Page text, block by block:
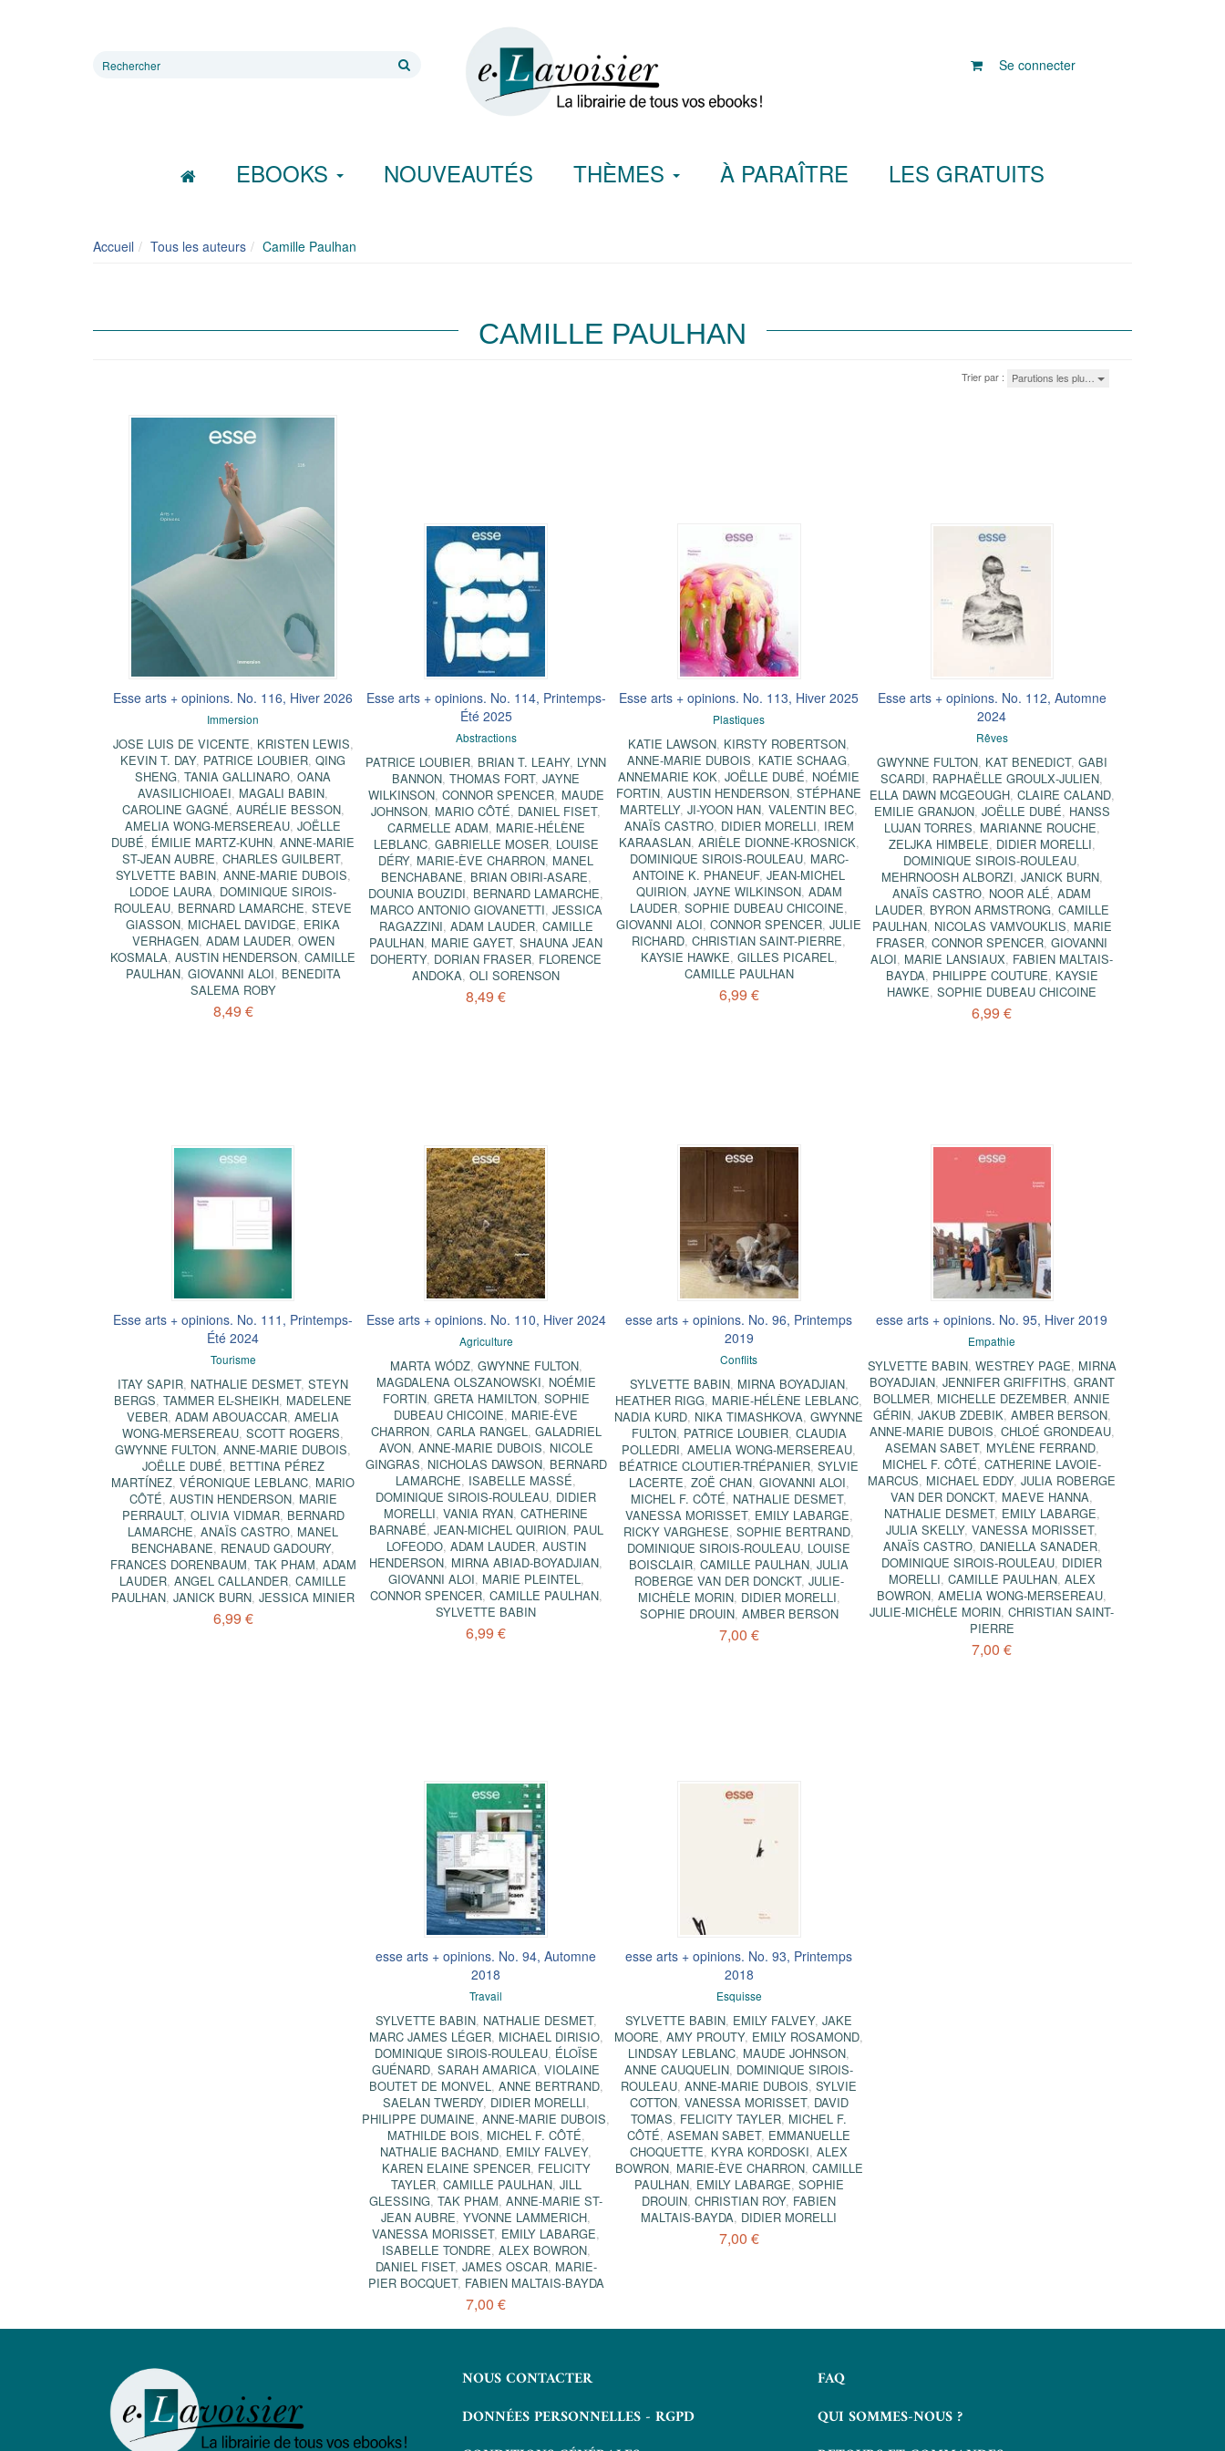
Rechercher
Se connecter
EBOOKS NOUVEAUTÉS THÈMES À PARAÎTRE LES GRATUITS
Accueil Tous les auteurs Camille Paulhan
CAMILLE PAULHAN
Trier par : Parutions les plu…
Esse arts + opinions. No. 116, Hiver 2026
Immersion
JOSE LUIS DE VICENTE, KRISTEN LEWIS,
KEVIN T. DAY, PATRICE LOUBIER,QING
SHENG,TANIA GALLINARO,OANA
AVASILICHIOAEI, MAGALI BABIN,
CAROLINE GAGNÉ, AURÉLIE BESSON,
AMELIA WONG-MERSEREAU,JOËLLE
DUBÉ, ÉMILIE MARTZ-KUHN,ANNE-MARIE
ST-JEAN AUBRE,CHARLES GUILBERT,
SYLVETTE BABIN, ANNE-MARIE DUBOIS,
LODOE LAURA, DOMINIQUE SIROIS-
ROULEAU, BERNARD LAMARCHE,STEVE
GIASSON, MICHAEL DAVIDGE, ERIKA
VERHAGEN, ADAM LAUDER, OWEN
KOSMALA,AUSTIN HENDERSON,CAMILLE
PAULHAN, GIOVANNI ALOI, BENEDITA
SALEMA ROBY
8,49 €
Esse arts + opinions. No. 114, Printemps-
Été 2025
Abstractions
PATRICE LOUBIER, BRIAN T. LEAHY, LYNN
BANNON,THOMAS FORT,JAYNE
WILKINSON, CONNOR SPENCER, MAUDE
JOHNSON, MARIO CÔTÉ, DANIEL FISET,
CARMELLE ADAM, MARIE-HÉLÈNE
LEBLANC, GABRIELLE MOSER, LOUISE
DÉRY, MARIE-ÈVE CHARRON, MANEL
BENCHABANE, BRIAN OBIRI-ASARE,
DOUNIA BOUZIDI, BERNARD LAMARCHE,
MARCO ANTONIO GIOVANETTI, JESSICA
RAGAZZINI, ADAM LAUDER, CAMILLE
PAULHAN, MARIE GAYET,SHAUNA JEAN
DOHERTY, DORIAN FRASER, FLORENCE
ANDOKA,OLI SORENSON
8,49 €
Esse arts + opinions. No. 113, Hiver 2025
Plastiques
KATIE LAWSON, KIRSTY ROBERTSON,
ANNE-MARIE DUBOIS, KATIE SCHAAG,
ANNEMARIE KOK,JOËLLE DUBÉ, NOÉMIE
FORTIN,AUSTIN HENDERSON,STÉPHANE
MARTELLY,JI-YOON HAN,VALENTIN BEC,
ANAÏS CASTRO, DIDIER MORELLI, IREM
KARAASLAN, ARIÈLE DIONNE-KROSNICK,
DOMINIQUE SIROIS-ROULEAU, MARC-
ANTOINE K. PHANEUF,JEAN-MICHEL
QUIRION, JAYNE WILKINSON, ADAM
LAUDER,SOPHIE DUBEAU CHICOINE,
GIOVANNI ALOI,CONNOR SPENCER,JULIE
RICHARD,CHRISTIAN SAINT-PIERRE,
KAYSIE HAWKE, GILLES PICAREL ,
CAMILLE PAULHAN
6,99 €
Esse arts + opinions. No. 112, Automne
2024
Rêves
GWYNNE FULTON, KAT BENEDICT, GABI
SCARDI, RAPHAËLLE GROULX‑JULIEN,
ELLA DAWN MCGEOUGH, CLAIRE CALAND,
EMILIE GRANJON, JOËLLE DUBÉ, HANSS
LUJAN TORRES, MARIANNE ROUCHE,
ZELJKA HIMBELE, DIDIER MORELLI,
DOMINIQUE SIROIS-ROULEAU,
MEHRNOOSH ALBORZI, JANICK BURN,
ANAÏS CASTRO, NOOR ALÉ,ADAM
LAUDER, BYRON ARMSTRONG, CAMILLE
PAULHAN, NICOLAS VAMVOUKLIS, MARIE
FRASER,CONNOR SPENCER,GIOVANNI
ALOI, MARIE LANSIAUX, FABIEN MALTAIS-
BAYDA, PHILIPPE COUTURE, KAYSIE
HAWKE,SOPHIE DUBEAU CHICOINE
6,99 €
Esse arts + opinions. No. 111, Printemps-
Été 2024
Tourisme
ITAY SAPIR, NATHALIE DESMET,STEYN
BERGS,TAMMER EL-SHEIKH, MADELENE
VEBER,ADAM ABOUACCAR,AMELIA
WONG-MERSEREAU,SCOTT ROGERS,
GWYNNE FULTON,ANNE-MARIE DUBOIS,
JOËLLE DUBÉ, BETTINA PÉREZ
MARTÍNEZ,VÉRONIQUE LEBLANC, MARIO
CÔTÉ, AUSTIN HENDERSON, MARIE
PERRAULT, OLIVIA VIDMAR, BERNARD
LAMARCHE,ANAÏS CASTRO, MANEL
BENCHABANE, RENAUD GADOURY,
FRANCES DORENBAUM, TAK PHAM, ADAM
LAUDER,ANGEL CALLANDER,CAMILLE
PAULHAN,JANICK BURN,JESSICA MINIER
6,99 €
Esse arts + opinions. No. 110, Hiver 2024
Agriculture
MARTA WÓDZ, GWYNNE FULTON,
MAGDALENA OLSZANOWSKI, NOÉMIE
FORTIN, GRETA HAMILTON, SOPHIE
DUBEAU CHICOINE, MARIE-ÈVE
CHARRON, CARLA RANGEL , GALADRIEL
AVON, ANNE-MARIE DUBOIS, NICOLE
GINGRAS, NICHOLAS DAWSON, BERNARD
LAMARCHE, ISABELLE MASSÉ,
DOMINIQUE SIROIS-ROULEAU, DIDIER
MORELLI,VANIA RYAN,CATHERINE
BARNABÉ, JEAN-MICHEL QUIRION, PAUL
LOFEODO, ADAM LAUDER, AUSTIN
HENDERSON, MIRNA ABIAD-BOYADJIAN,
GIOVANNI ALOI, MARIE PLEINTEL ,
CONNOR SPENCER, CAMILLE PAULHAN,
SYLVETTE BABIN
6,99 €
esse arts + opinions. No. 96, Printemps
2019
Conflits
SYLVETTE BABIN, MIRNA BOYADJIAN,
HEATHER RIGG, MARIE-HÉLÈNE LEBLANC,
NADIA KURD, NIKA TIMASHKOVA,GWYNNE
FULTON, PATRICE LOUBIER, CLAUDIA
POLLEDRI,AMELIA WONG-MERSEREAU,
BÉATRICE CLOUTIER-TRÉPANIER,SYLVIE
LACERTE, ZOË CHAN, GIOVANNI ALOI,
MICHEL F. CÔTÉ, NATHALIE DESMET,
VANESSA MORISSET, EMILY LABARGE,
RICKY VARGHESE,SOPHIE BERTRAND,
DOMINIQUE SIROIS-ROULEAU, LOUISE
BOISCLAIR,CAMILLE PAULHAN,JULIA
ROBERGE VAN DER DONCKT, JULIE-
MICHÈLE MORIN, DIDIER MORELLI,
SOPHIE DROUIN, AMBER BERSON
7,00 €
esse arts + opinions. No. 95, Hiver 2019
Empathie
SYLVETTE BABIN, WESTREY PAGE, MIRNA
BOYADJIAN, JENNIFER GRIFFITHS, GRANT
BOLLMER, MICHELLE DEZEMBER,ANNIE
GÉRIN, JAKUB ZDEBIK, AMBER BERSON,
ANNE-MARIE DUBOIS, CHLOÉ GRONDEAU,
ASEMAN SABET, MYLÈNE FERRAND,
MICHEL F. CÔTÉ,CATHERINE LAVOIE-
MARCUS, MICHAEL EDDY,JULIA ROBERGE
VAN DER DONCKT, MAEVE HANNA,
NATHALIE DESMET, EMILY LABARGE,
JULIA SKELLY,VANESSA MORISSET,
ANAÏS CASTRO, DANIELLA SANADER,
DOMINIQUE SIROIS-ROULEAU, DIDIER
MORELLI, CAMILLE PAULHAN, ALEX
BOWRON,AMELIA WONG-MERSEREAU,
JULIE-MICHÈLE MORIN,CHRISTIAN SAINT-
PIERRE
7,00 €
esse arts + opinions. No. 94, Automne
2018
Travail
SYLVETTE BABIN, NATHALIE DESMET,
MARC JAMES LÉGER, MICHAEL DIRISIO,
DOMINIQUE SIROIS-ROULEAU, ÉLOÏSE
GUÉNARD,SARAH AMARICA,VIOLAINE
BOUTET DE MONVEL , ANNE BERTRAND,
SAELAN TWERDY, DIDIER MORELLI,
PHILIPPE DUMAINE,ANNE-MARIE DUBOIS,
MATHILDE BOIS, MICHEL F. CÔTÉ,
NATHALIE BACHAND, EMILY FALVEY,
KAREN ELAINE SPENCER, FELICITY
TAYLER, CAMILLE PAULHAN, JILL
GLESSING,TAK PHAM,ANNE-MARIE ST-
JEAN AUBRE,YVONNE LAMMERICH,
VANESSA MORISSET, EMILY LABARGE,
ISABELLE TONDRE, ALEX BOWRON,
DANIEL FISET, JAMES OSCAR, MARIE-
PIER BOCQUET, FABIEN MALTAIS-BAYDA
7,00 €
esse arts + opinions. No. 93, Printemps
2018
Esquisse
SYLVETTE BABIN, EMILY FALVEY,JAKE
MOORE,AMY PROUTY, EMILY ROSAMOND,
LINDSAY LEBLANC, MAUDE JOHNSON,
ANNE CAUQUELIN, DOMINIQUE SIROIS-
ROULEAU,ANNE-MARIE DUBOIS,SYLVIE
COTTON, VANESSA MORISSET, DAVID
TOMAS, FELICITY TAYLER, MICHEL F.
CÔTÉ,ASEMAN SABET, EMMANUELLE
CHOQUETTE, KYRA KORDOSKI,ALEX
BOWRON, MARIE-ÈVE CHARRON, CAMILLE
PAULHAN, EMILY LABARGE, SOPHIE
DROUIN,CHRISTIAN ROY, FABIEN
MALTAIS-BAYDA, DIDIER MORELLI
7,00 €
NOUS CONTACTER
DONNÉES PERSONNELLES - RGPD
FAQ
QUI SOMMES-NOUS ?